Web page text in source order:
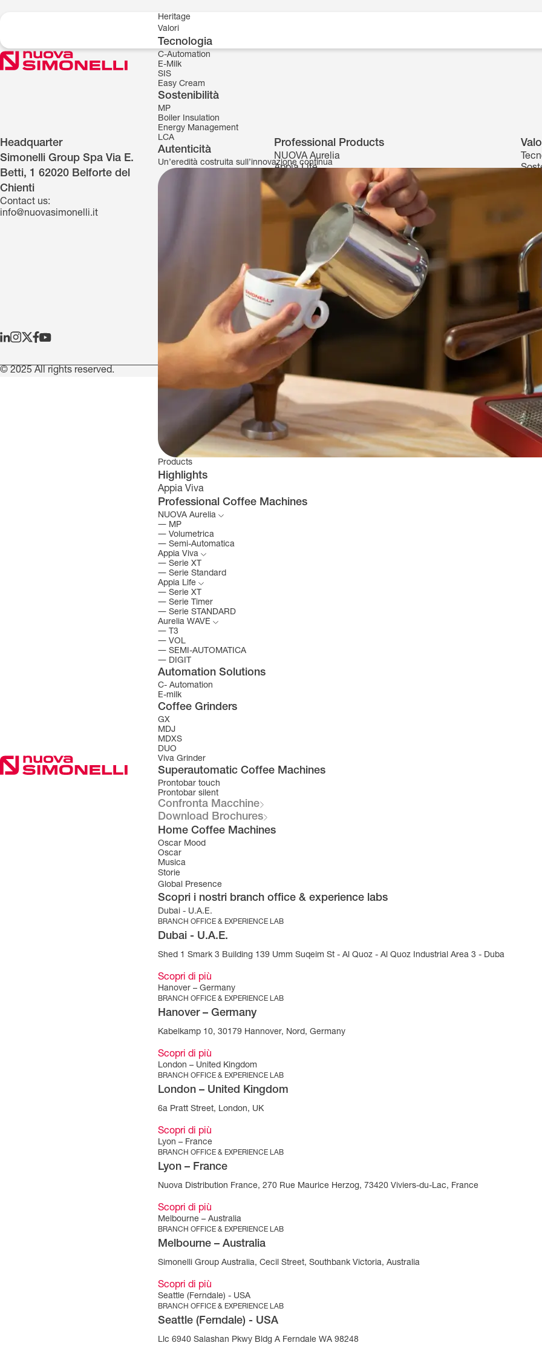
Heritage
Valori
Tecnologia
C-Automation
E-Milk
SIS
Easy Cream
Sostenibilità
MP
Boiler Insulation
Energy Management
LCA
Autenticità
Un’eredità costruita sull’innovazione continua
Products
Highlights
Appia Viva
Professional Coffee Machines
NUOVA Aurelia
― MP
― Volumetrica
― Semi-Automatica
Appia Viva
― Serie XT
― Serie Standard
Appia Life
― Serie XT
― Serie Timer
― Serie STANDARD
Aurelia WAVE
― T3
― VOL
― SEMI-AUTOMATICA
― DIGIT
Automation Solutions
C- Automation
E-milk
Coffee Grinders
GX
MDJ
MDXS
DUO
Viva Grinder
Superautomatic Coffee Machines
Prontobar touch
Prontobar silent
Confronta Macchine
Download Brochures
Home Coffee Machines
Oscar Mood
Oscar
Musica
Storie
Global Presence
Scopri i nostri branch office & experience labs
Dubai - U.A.E.
BRANCH OFFICE & EXPERIENCE LAB
Dubai - U.A.E.
Shed 1 Smark 3 Building 139 Umm Suqeim St - Al Quoz - Al Quoz Industrial Area 3 - Duba
Scopri di più
Hanover – Germany
BRANCH OFFICE & EXPERIENCE LAB
Hanover – Germany
Kabelkamp 10, 30179 Hannover, Nord, Germany
Scopri di più
London – United Kingdom
BRANCH OFFICE & EXPERIENCE LAB
London – United Kingdom
6a Pratt Street, London, UK
Scopri di più
Lyon – France
BRANCH OFFICE & EXPERIENCE LAB
Lyon – France
Nuova Distribution France, 270 Rue Maurice Herzog, 73420 Viviers-du-Lac, France
Scopri di più
Melbourne – Australia
BRANCH OFFICE & EXPERIENCE LAB
Melbourne – Australia
Simonelli Group Australia, Cecil Street, Southbank Victoria, Australia
Scopri di più
Seattle (Ferndale) - USA
BRANCH OFFICE & EXPERIENCE LAB
Seattle (Ferndale) - USA
Llc 6940 Salashan Pkwy Bldg A Ferndale WA 98248
Headquarter
Simonelli Group Spa Via E.
Betti, 1 62020 Belforte del
Chienti
Contact us:
info@nuovasimonelli.it
Professional Products
NUOVA Aurelia
Appia Life
Aurelia WAVE
GX
MDJ
MDXS
Prontobar
Oscar mood
Musica
© 2025 All rights reserved.
Informativa sulla raccolta Le tue preferenze relative alla